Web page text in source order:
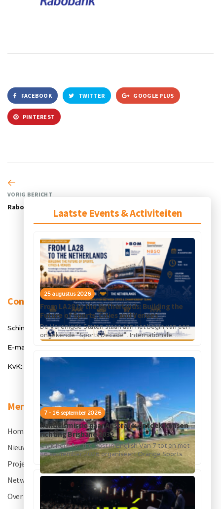
Laatste Events & Activiteiten
25 augustus 2026
From LA28 to the Netherlands: Building the
Future of Sports, Cities and Venues
De Verenigde Staten staan aan het begin van een
ongekende “Sports Decade”. Internationale
topsportevenementen en grote investeringen in
7 - 16 september 2026
Handelsmissie naar Australië: ontdek kansen
richting Brisbane 2032
Click here for the post in English Van 7 tot en met
16 september 2026 organiseert Orange Sports
Forum in...
FACEBOOK TWITTER GOOGLE PLUS
PINTEREST
VORIG BERICHT
Rabobank
Contact
Schimmelt 40, 5611 ZX Eindhoven
E-mail: info@orangesportsforum.com
KvK: 50334905
Menu
Home
Nieuws
Projecten
Netwerk
Over OSF